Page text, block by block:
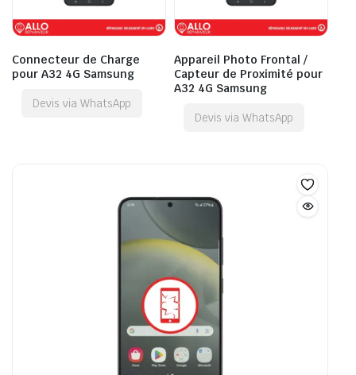
Connecteur de Charge
pour A32 4G Samsung
Devis via WhatsApp
Appareil Photo Frontal /
Capteur de Proximité pour
A32 4G Samsung
Devis via WhatsApp